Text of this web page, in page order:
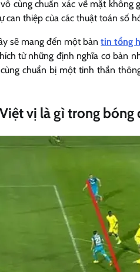
cùng chuẩn xác về mặt không
can thiệp của các thuật toán số
sẽ mang đến một bảntin tổng
từ những định nghĩa cơ bản
chuẩn bị một tinh thần
vị là gì trong bóng